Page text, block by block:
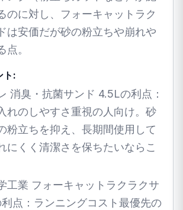
のに対し、フォーキャットラク
は安価だが砂の粉立ちや崩れや
点。
ト:
消臭・抗菌サンド 4.5Lの利点：
れのしやすさ重視の人向け。砂
粉立ちを抑え、長期間使用して
にくく清潔さを保ちたいならこ
工業 フォーキャットラクラクサ
点：ランニングコスト最優先の